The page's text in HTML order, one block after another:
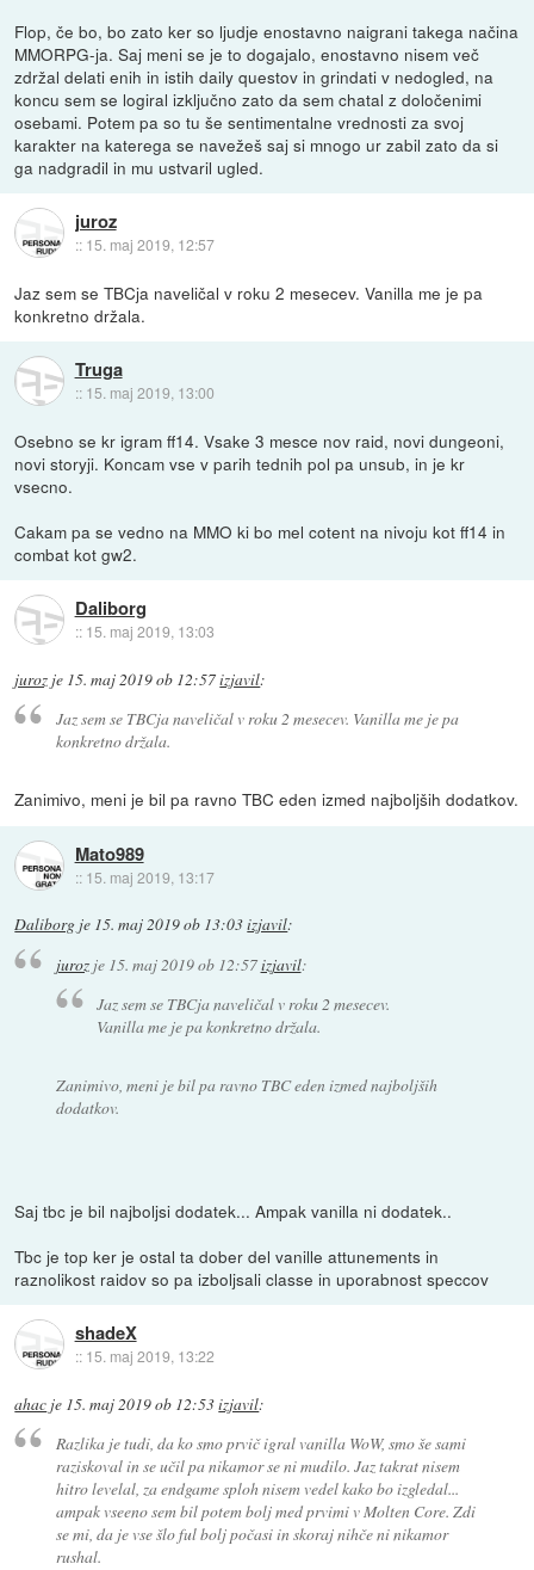
Flop, če bo, bo zato ker so ljudje enostavno naigrani takega načina
MMORPG-ja. Saj meni se je to dogajalo, enostavno nisem več
zdržal delati enih in istih daily questov in grindati v nedogled, na
koncu sem se logiral izključno zato da sem chatal z določenimi
osebami. Potem pa so tu še sentimentalne vrednosti za svoj
karakter na katerega se navežeš saj si mnogo ur zabil zato da si
ga nadgradil in mu ustvaril ugled.
juroz
:: 15. maj 2019, 12:57
Jaz sem se TBCja naveličal v roku 2 mesecev. Vanilla me je pa
konkretno držala.
Truga
:: 15. maj 2019, 13:00
Osebno se kr igram ff14. Vsake 3 mesce nov raid, novi dungeoni,
novi storyji. Koncam vse v parih tednih pol pa unsub, in je kr
vsecno.
Cakam pa se vedno na MMO ki bo mel cotent na nivoju kot ff14 in
combat kot gw2.
Daliborg
:: 15. maj 2019, 13:03
juroz je 15. maj 2019 ob 12:57izjavil:
Jaz sem se TBCja naveličal v roku 2 mesecev. Vanilla me je pa
konkretno držala.
Zanimivo, meni je bil pa ravno TBC eden izmed najboljših dodatkov.
Mato989
:: 15. maj 2019, 13:17
Daliborg je 15. maj 2019 ob 13:03izjavil:
jurozje 15. maj 2019 ob 12:57izjavil:
Jaz sem se TBCja naveličal v roku 2 mesecev.
Vanilla me je pa konkretno držala.
Zanimivo, meni je bil pa ravno TBC eden izmed najboljših
dodatkov.
Saj tbc je bil najboljsi dodatek... Ampak vanilla ni dodatek..
Tbc je top ker je ostal ta dober del vanille attunements in
raznolikost raidov so pa izboljsali classe in uporabnost speccov
shadeX
:: 15. maj 2019, 13:22
ahac je 15. maj 2019 ob 12:53izjavil:
Razlika je tudi, da ko smo prvič igral vanilla WoW, smo še sami
raziskoval in se učil pa nikamor se ni mudilo. Jaz takrat nisem
hitro levelal, za endgame sploh nisem vedel kako bo izgledal...
ampak vseeno sem bil potem bolj med prvimi v Molten Core. Zdi
se mi, da je vse šlo ful bolj počasi in skoraj nihče ni nikamor
rushal.